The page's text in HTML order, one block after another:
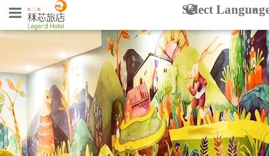
頁
熱
門
房
型
Select
秝
店
駁
二
館